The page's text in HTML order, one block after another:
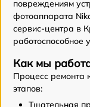
повреждениям
фотоаппарата
сервис-центра в
работоспособное
Как мы
Процесс ремонта
этапов:
Тщательная